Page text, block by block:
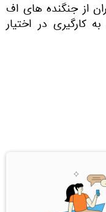
اولین اسکادران از جنگنده‌ های اف
کارگیری در اختیار